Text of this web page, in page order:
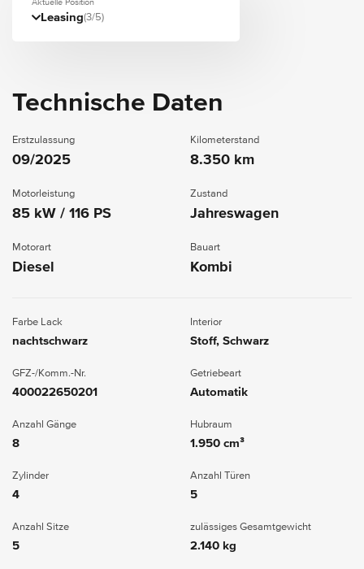
Leasing(3/5)
Technische Daten
Erstzulassung
09/2025
Kilometerstand
8.350 km
Motorleistung
85 kW / 116 PS
Zustand
Jahreswagen
Motorart
Diesel
Bauart
Kombi
Farbe Lack
nachtschwarz
Interior
Stoff, Schwarz
GFZ-/Komm.-Nr.
400022650201
Getriebeart
Automatik
Anzahl Gänge
8
Hubraum
1.950 cm³
Zylinder
4
Anzahl Türen
5
Anzahl Sitze
5
zulässiges Gesamtgewicht
2.140 kg